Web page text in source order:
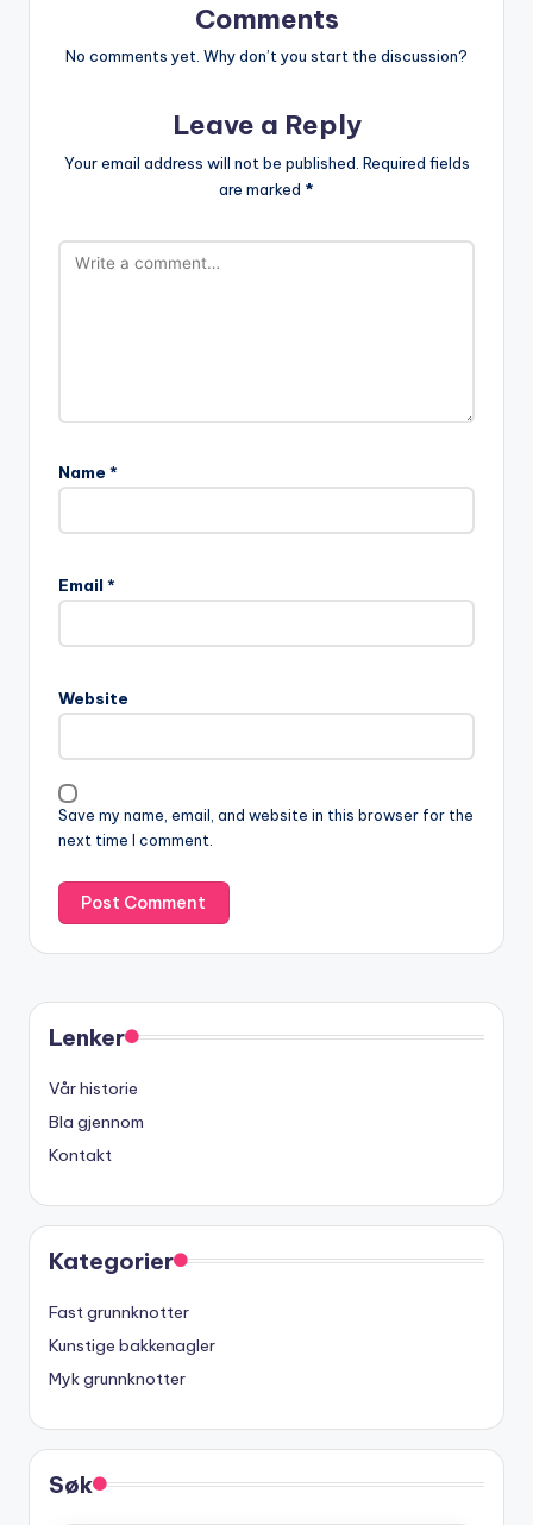
Comments
No comments yet. Why don’t you start the discussion?
Leave a Reply
Your email address will not be published. Required fields
are marked *
Name *
Email *
Website
Save my name, email, and website in this browser for the
next time I comment.
Lenker
Vår historie
Bla gjennom
Kontakt
Kategorier
Fast grunnknotter
Kunstige bakkenagler
Myk grunnknotter
Søk